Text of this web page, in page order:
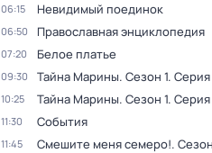
06:15 Невидимый поединок
06:50 Православная энциклопедия
07:20 Белое платье
09:30 Тайна Марины. Сезон 1. Серия
10:25 Тайна Марины. Сезон 1.
11:30 События
11:45 Смешите меня семеро!.